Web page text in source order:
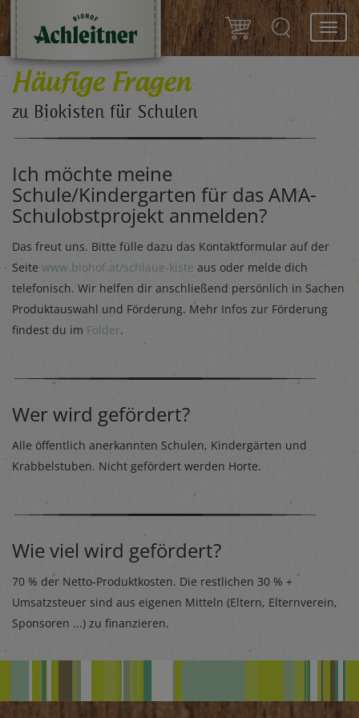
Häufige Fragen
zu Biokisten für Schulen
Ich möchte meine
Schule/Kindergarten für das AMA-
Schulobstprojekt anmelden?
Das freut uns. Bitte fülle dazu das Kontaktformular auf der
Seite www.biohof.at/schlaue-kiste aus oder melde dich
telefonisch. Wir helfen dir anschließend persönlich in Sachen
Produktauswahl und Förderung. Mehr Infos zur Förderung
findest du im Folder.
Wer wird gefördert?
Alle öffentlich anerkannten Schulen, Kindergärten und
Krabbelstuben. Nicht gefördert werden Horte.
Wie viel wird gefördert?
70 % der Netto-Produktkosten. Die restlichen 30 % +
Umsatzsteuer sind aus eigenen Mitteln (Eltern, Elternverein,
Sponsoren ...) zu finanzieren.